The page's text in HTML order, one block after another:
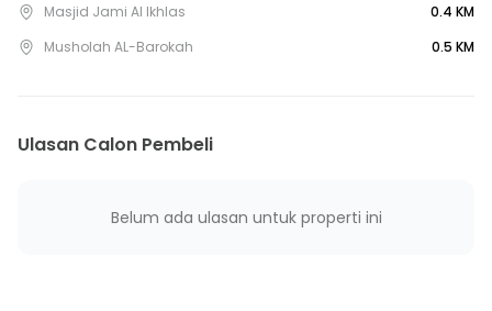
30 Menit ke Gerbang Tol Karawaci 3
Masjid Jami Al Ikhlas
0.4 KM
Musholah AL-Barokah
0.5 KM
Ulasan Calon Pembeli
Belum ada ulasan untuk properti ini